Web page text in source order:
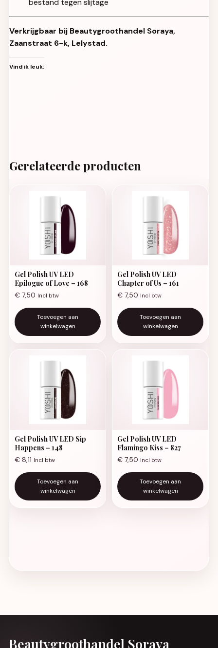
bestand tegen slijtage
Verkrijgbaar bij Beautygroothandel Soraya,
Zaanstraat 6-k, Lelystad.
Vind ik leuk:
Gerelateerde producten
Gel Polish UV LED
Epilogue of Love – 168
€ 7,50 Incl btw
Toevoegen aan
winkelwagen
Gel Polish UV LED
Chapter of Us – 161
€ 7,50 Incl btw
Toevoegen aan
winkelwagen
Gel Polish UV LED Sip
Happens – 148
€ 8,11 Incl btw
Toevoegen aan
winkelwagen
Gel Polish UV LED
Flamingo Kiss – 827
€ 7,50 Incl btw
Toevoegen aan
winkelwagen
Beautygroothandel Soraya